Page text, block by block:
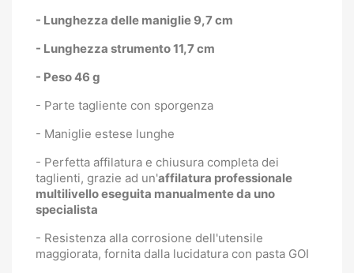
- Lunghezza delle maniglie 9,7 cm
- Lunghezza strumento 11,7 cm
- Peso 46 g
- Parte tagliente con sporgenza
- Maniglie estese lunghe
- Perfetta affilatura e chiusura completa dei
taglienti, grazie ad un'affilatura professionale
multilivello eseguita manualmente da uno
specialista
- Resistenza alla corrosione dell'utensile
maggiorata, fornita dalla lucidatura con pasta GOI